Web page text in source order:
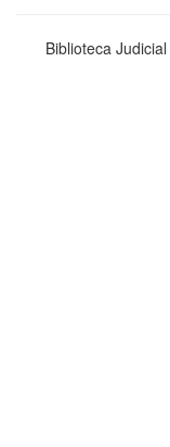
Biblioteca Judicial